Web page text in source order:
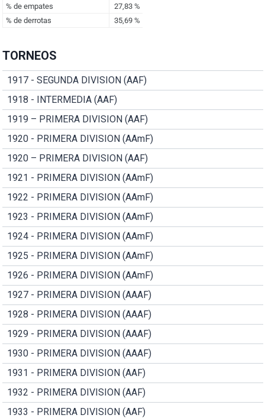
TORNEOS
1917 - SEGUNDA DIVISION (AAF)
1918 - INTERMEDIA (AAF)
1919 – PRIMERA DIVISION (AAF)
1920 - PRIMERA DIVISION (AAmF)
1920 – PRIMERA DIVISION (AAF)
1921 - PRIMERA DIVISION (AAmF)
1922 - PRIMERA DIVISION (AAmF)
1923 - PRIMERA DIVISION (AAmF)
1924 - PRIMERA DIVISION (AAmF)
1925 - PRIMERA DIVISION (AAmF)
1926 - PRIMERA DIVISION (AAmF)
1927 - PRIMERA DIVISION (AAAF)
1928 - PRIMERA DIVISION (AAAF)
1929 - PRIMERA DIVISION (AAAF)
1930 - PRIMERA DIVISION (AAAF)
1931 - PRIMERA DIVISION (AAF)
1932 - PRIMERA DIVISION (AAF)
1933 - PRIMERA DIVISION (AAF)